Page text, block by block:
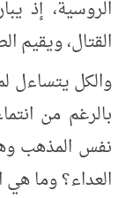
الروسية، إذ
القتال، ويقيم
والكل يتساءل
بالرغم من
نفس المذهب
العداء؟ وما هي